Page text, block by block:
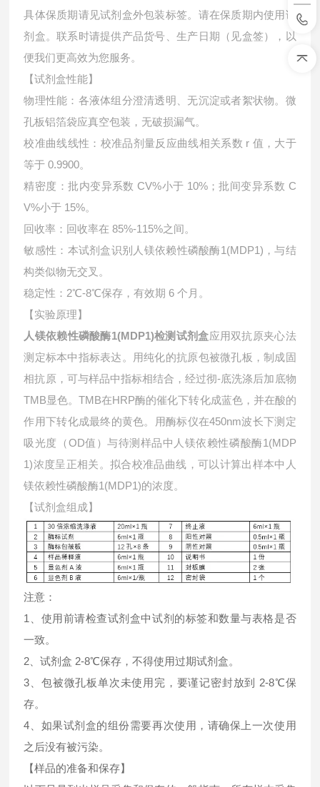
具体保质期请见试剂盒外包装标签。请在保质期内使用试
剂盒。联系时请提供产品货号、生产日期（见盒签），以
便我们更高效为您服务。
【试剂盒性能】
物理性能：各液体组分澄清透明、无沉淀或者絮状物。微
孔板铝箔袋应真空包装，无破损漏气。
校准曲线线性：校准品剂量反应曲线相关系数 r 值，大于
等于 0.9900。
精密度：批内变异系数 CV%小于 10%；批间变异系数 C
V%小于 15%。
回收率：回收率在 85%-115%之间。
敏感性：本试剂盒识别人镁依赖性磷酸酶1(MDP1)，与结
构类似物无交叉。
稳定性：2℃-8℃保存，有效期 6 个月。
【实验原理】
人镁依赖性磷酸酶1(MDP1)检测试剂盒应用双抗原夹心法
测定标本中指标表达。用纯化的抗原包被微孔板，制成固
相抗原，可与样品中指标相结合，经过彻-底洗涤后加底物
TMB显色。TMB在HRP酶的催化下转化成蓝色，并在酸的
作用下转化成最终的黄色。用酶标仪在450nm波长下测定
吸光度（OD值）与待测样品中 人镁依赖性磷酸酶1(MDP
1)浓度呈正相关。拟合校准品曲线，可以计算出样本中 人
镁依赖性磷酸酶1(MDP1)的浓度。
【试剂盒组成】
注意：
1、使用前请检查试剂盒中试剂的标签和数量与表格是否
一致。
2、试剂盒 2-8℃保存，不得使用过期试剂盒。
3、包被微孔板单次未使用完，要谨记密封放到 2-8℃保
存。
4、如果试剂盒的组份需要再次使用，请确保上一次使用
之后没有被污染。
【样品的准备和保存】